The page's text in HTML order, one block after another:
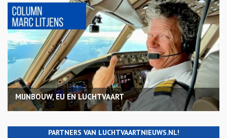
MIJNBOUW, EU EN LUCHTVAART
PARTNERS VAN LUCHTVAARTNIEUWS.NL!